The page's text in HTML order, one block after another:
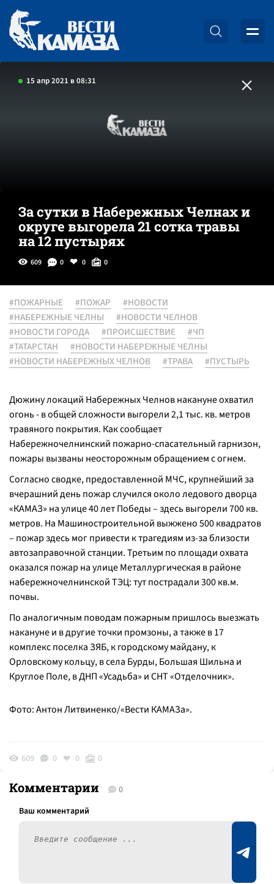
15 апр 2021 в 08:31
За сутки в Набережных Челнах и
округе выгорела 21 сотка травы
на 12 пустырях
609 0 0 0
#ПОЖАРНЫЕ #ПОЖАР
#НОВОСТИ
#НАБЕРЕЖНЫЕ ЧЕЛНЫ
#НОВОСТИ ЧЕЛНОВ
#НОВОСТИ ГОРОДА
#ПРОИСШЕСТВИЕ
#ЧП
#ТАТАРСТАН
#НОВОСТИ НАБЕРЕЖНЫЕ ЧЕЛНЫ
#НОВОСТИ НАБЕРЕЖНЫХ ЧЕЛНОВ
#ТРАВА #ПУСТЫРЬ
Дюжину локаций Набережных Челнов накануне охватил
огонь - в общей сложности выгорели 2,1 тыс. кв. метров
травяного покрытия. Как сообщает
Набережночелнинский пожарно-спасательный гарнизон,
пожары вызваны неосторожным обращением с огнем.
Согласно сводке, предоставленной МЧС, крупнейший за
вчерашний день пожар случился около ледового дворца
«КАМАЗ» на улице 40 лет Победы – здесь выгорели 700 кв.
метров. На Машиностроительной выжжено 500 квадратов
– пожар здесь мог привести к трагедиям из-за близости
автозаправочной станции. Третьим по площади охвата
оказался пожар на улице Металлургическая в районе
набережночелнинской ТЭЦ: тут пострадали 300 кв.м.
почвы.
По аналогичным поводам пожарным пришлось выезжать
накануне и в другие точки промзоны, а также в 17
комплекс поселка ЗЯБ, к городскому майдану, к
Орловскому кольцу, в села Бурды, Большая Шильна и
Круглое Поле, в ДНП «Усадьба» и СНТ «Отделочник».
Фото: Антон Литвиненко/«Вести КАМАЗа».
609 0 0 0
Комментарии 0